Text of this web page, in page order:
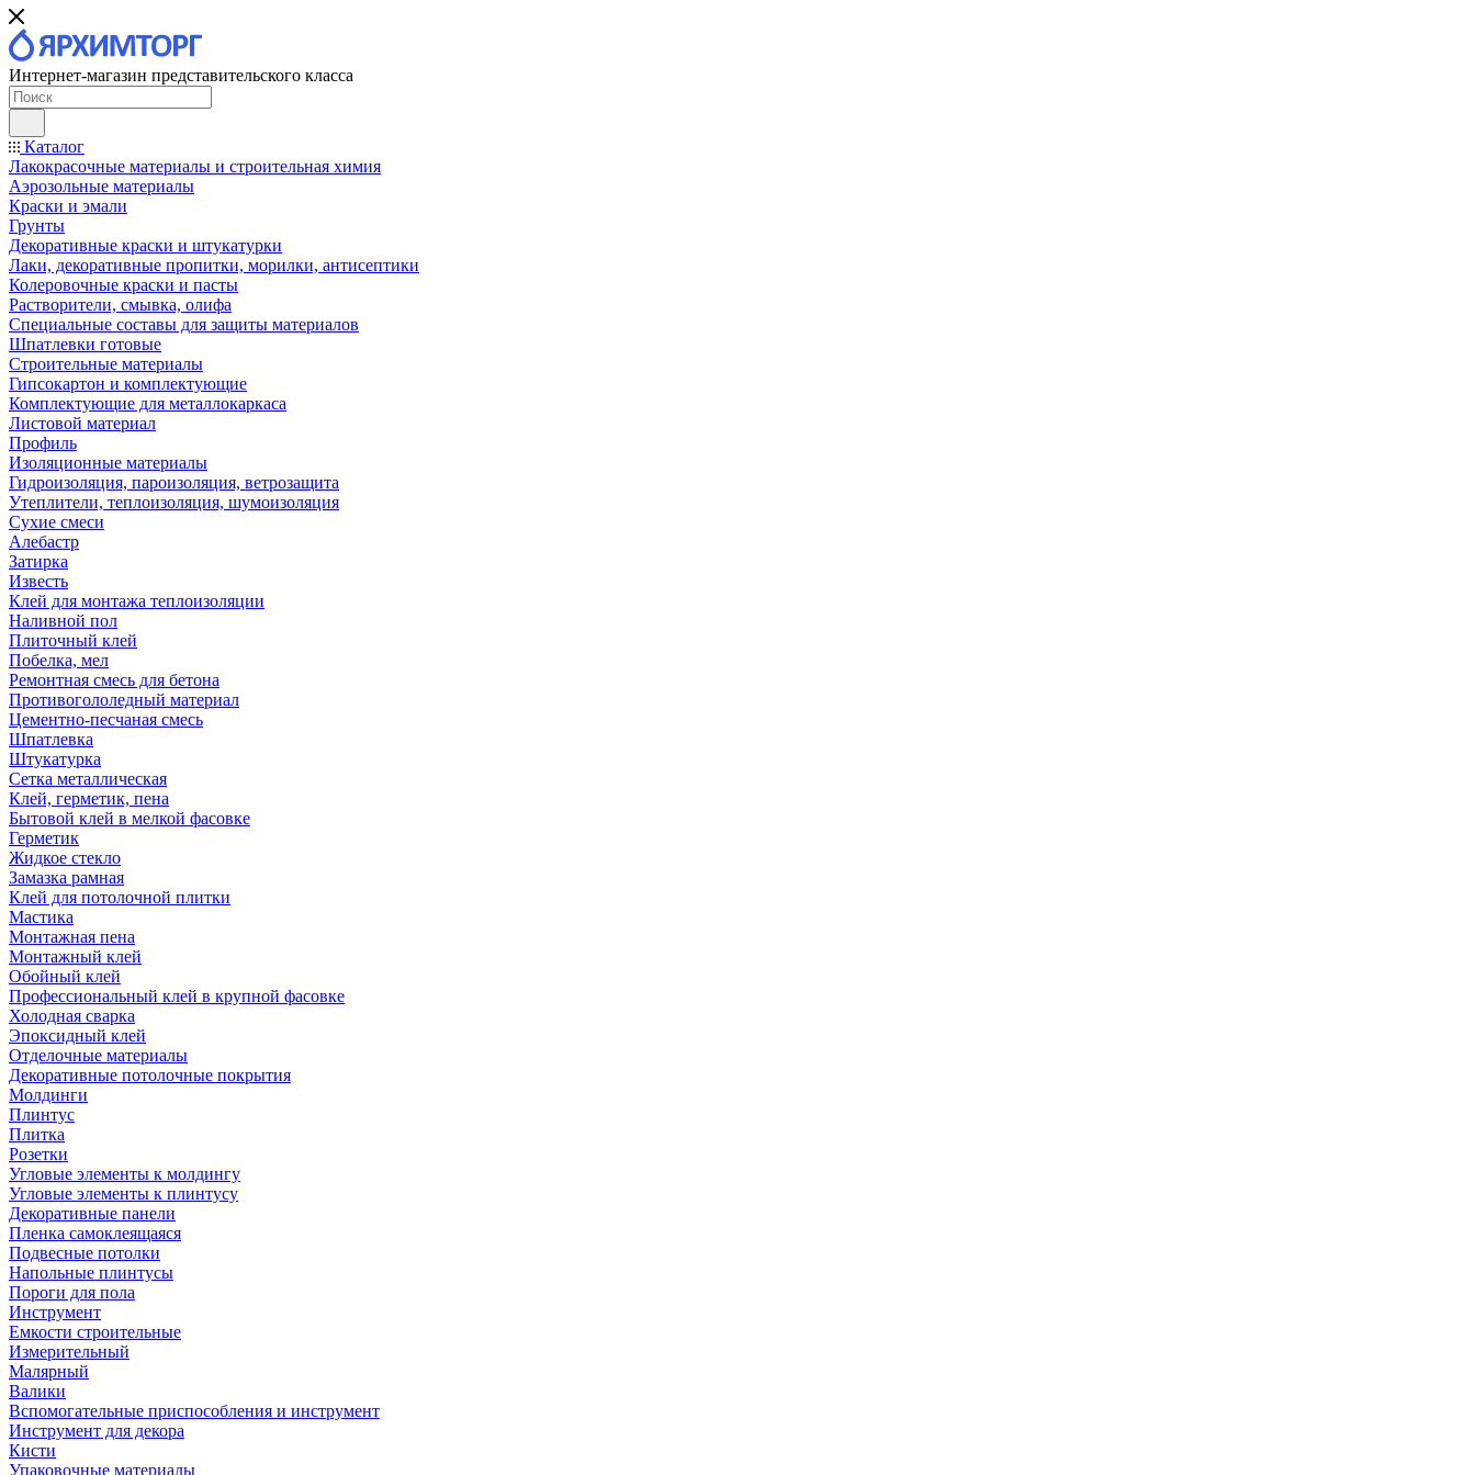
Интернет-магазин представительского класса
Каталог
Лакокрасочные материалы и строительная химия
Аэрозольные материалы
Краски и эмали
Грунты
Декоративные краски и штукатурки
Лаки, декоративные пропитки, морилки, антисептики
Колеровочные краски и пасты
Растворители, смывка, олифа
Специальные составы для защиты материалов
Шпатлевки готовые
Строительные материалы
Гипсокартон и комплектующие
Комплектующие для металлокаркаса
Листовой материал
Профиль
Изоляционные материалы
Гидроизоляция, пароизоляция, ветрозащита
Утеплители, теплоизоляция, шумоизоляция
Сухие смеси
Алебастр
Затирка
Известь
Клей для монтажа теплоизоляции
Наливной пол
Плиточный клей
Побелка, мел
Ремонтная смесь для бетона
Противогололедный материал
Цементно-песчаная смесь
Шпатлевка
Штукатурка
Сетка металлическая
Клей, герметик, пена
Бытовой клей в мелкой фасовке
Герметик
Жидкое стекло
Замазка рамная
Клей для потолочной плитки
Мастика
Монтажная пена
Монтажный клей
Обойный клей
Профессиональный клей в крупной фасовке
Холодная сварка
Эпоксидный клей
Отделочные материалы
Декоративные потолочные покрытия
Молдинги
Плинтус
Плитка
Розетки
Угловые элементы к молдингу
Угловые элементы к плинтусу
Декоративные панели
Пленка самоклеящаяся
Подвесные потолки
Напольные плинтусы
Пороги для пола
Инструмент
Емкости строительные
Измерительный
Малярный
Валики
Вспомогательные приспособления и инструмент
Инструмент для декора
Кисти
Упаковочные материалы